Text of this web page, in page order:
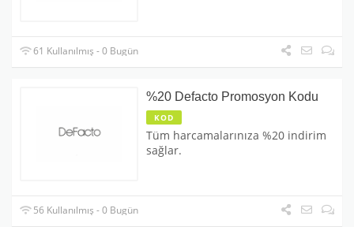
61 Kullanılmış - 0 Bugün
%20 Defacto Promosyon Kodu
KOD
Tüm harcamalarınıza %20 indirim
sağlar.
56 Kullanılmış - 0 Bugün